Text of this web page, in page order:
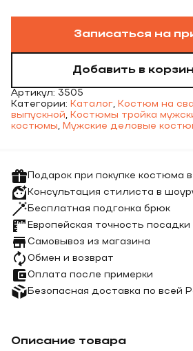
Записаться на
Добавить в
Артикул: 3505
Категории: Каталог, Костюм на
выпускной, Костюмы тройка
костюмы, Мужские деловые
Подарок при покупке костюма
Консультация стилиста в
Бесплатная подгонка брюк
Европейская точность посадки
Самовывоз из магазина
Обмен и возврат
Оплата после примерки
Безопасная доставка по всей
Описание товара